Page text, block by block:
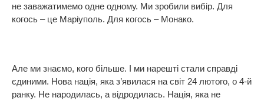
не заважатимемо одне одному. Ми зробили вибір. Для
когось – це Маріуполь. Для когось – Монако.
Але ми знаємо, кого більше. І ми нарешті стали справді
єдиними. Нова нація, яка з’явилася на світ 24 лютого, о 4-й
ранку. Не народилась, а відродилась. Нація, яка не